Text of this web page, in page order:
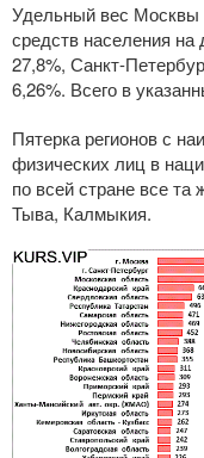
Удельный вес
средств населения
27,8%, Санкт-
6,26%. Всего в
Пятерка регионов с
физических лиц в
по всей стране все
Тыва, Калмыкия.